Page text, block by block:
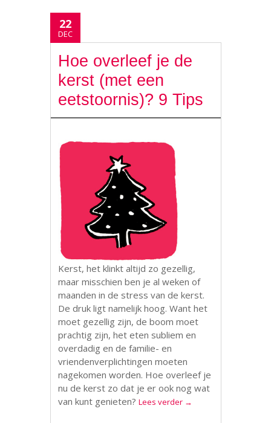
22
DEC
Hoe overleef je de
kerst (met een
eetstoornis)? 9 Tips
Kerst, het klinkt altijd zo gezellig,
maar misschien ben je al weken of
maanden in de stress van de kerst.
De druk ligt namelijk hoog. Want het
moet gezellig zijn, de boom moet
prachtig zijn, het eten subliem en
overdadig en de familie- en
vriendenverplichtingen moeten
nagekomen worden. Hoe overleef je
nu de kerst zo dat je er ook nog wat
van kunt genieten? Lees verder →